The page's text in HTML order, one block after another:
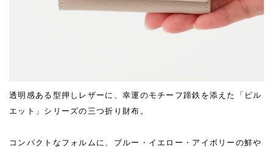
透明感ある型押しレザーに、幸運のモチーフ蹄鉄を添えた「ピル
エット」シリーズの三つ折り財布。
コンパクトなフォルムに、ブルー・イエロー・アイボリーの鮮や